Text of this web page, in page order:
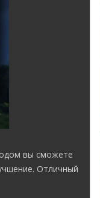
вы сможете
Отличный